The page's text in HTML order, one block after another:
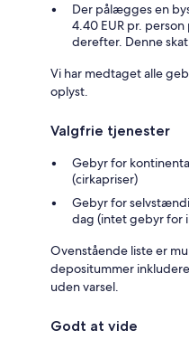
Der pålægges en
4.40 EUR pr.
derefter. Denne
Vi har medtaget alle
oplyst.
Valgfrie tjenester
Gebyr for
(cirkapriser)
Gebyr for
dag (intet gebyr for
Ovenstående liste er
depositummer
uden varsel.
Godt at vide